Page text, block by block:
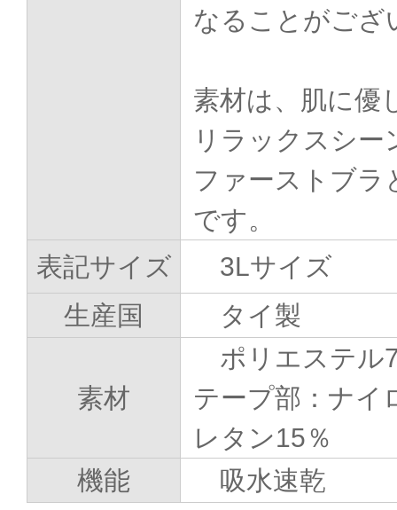
なることがござ
素材は、肌に優
リラックスシ
ファーストブラ
です。
表記サイズ
3Lサイズ
生産国
タイ製
素材
ポリエステ
テープ部：ナイ
レタン15％
機能
吸水速乾